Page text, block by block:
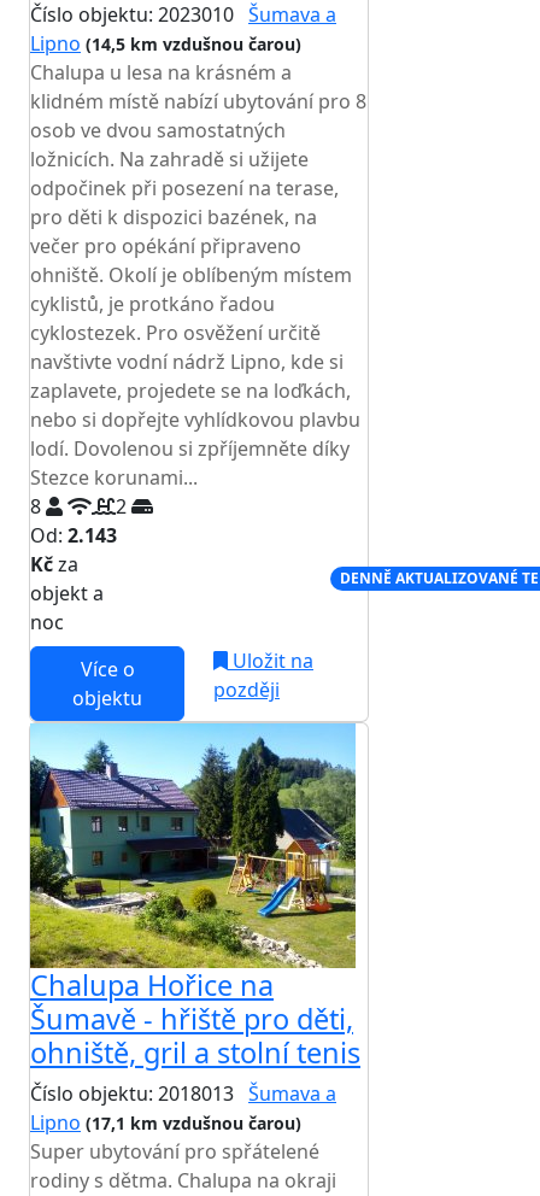
Číslo objektu: 2023010 Šumava a
Lipno (14,5 km vzdušnou čarou)
Chalupa u lesa na krásném a
klidném místě nabízí ubytování pro 8
osob ve dvou samostatných
ložnicích. Na zahradě si užijete
odpočinek při posezení na terase,
pro děti k dispozici bazének, na
večer pro opékání připraveno
ohniště. Okolí je oblíbeným místem
cyklistů, je protkáno řadou
cyklostezek. Pro osvěžení určitě
navštivte vodní nádrž Lipno, kde si
zaplavete, projedete se na loďkách,
nebo si dopřejte vyhlídkovou plavbu
lodí. Dovolenou si zpříjemněte díky
Stezce korunami...
8
2
Od: 2.143
Kčza
objekt a
noc
DENNĚ AKTUALIZOVANÉ
Více o
objektu
Uložit na
později
Chalupa Hořice na
Šumavě - hřiště pro děti,
ohniště, gril a stolní tenis
Číslo objektu: 2018013 Šumava a
Lipno (17,1 km vzdušnou čarou)
Super ubytování pro spřátelené
rodiny s dětma. Chalupa na okraji